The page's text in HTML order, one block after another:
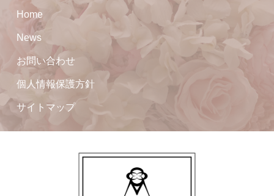
Home
News
お問い合わせ
個人情報保護方針
サイトマップ